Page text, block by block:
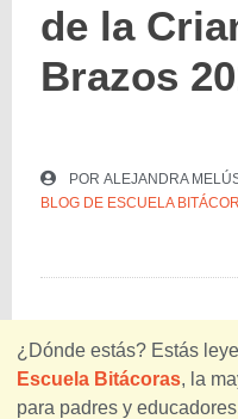
de la
Brazos
POR ALEJANDRA
BLOG DE ESCUELA
¿Dónde estás? Estás
Escuela Bitácoras, la
para padres y